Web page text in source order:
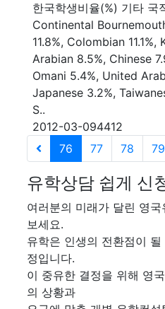
한국학생비율(%) 기타 국
Continental
11.8%, Colombian 11.1%,
Arabian 8.5%, Chinese
Omani 5.4%, United
Japanese 3.2%,
S..
2012-03-094412
76
77 78 79
유학상담 쉽게 신
여러분의 미래가 달린 영
보세요.
유학은 인생의 전환점이
정입니다.
이 중유한 결정을 위해 영
의 상황과